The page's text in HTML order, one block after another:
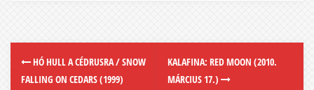
HÓ HULL A CÉDRUSRA / SNOW
FALLING ON CEDARS (1999)
KALAFINA: RED MOON (2010.
MÁRCIUS 17.)